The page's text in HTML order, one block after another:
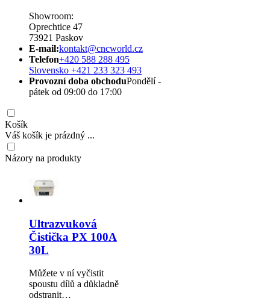
Showroom:
Oprechtice 47
73921 Paskov
E-mail:kontakt@cncworld.cz
Telefon+420 588 288 495
Slovensko +421 233 323 493
Provozní doba obchoduPondělí -
pátek od 09:00 do 17:00
Košík
Váš košík je prázdný ...
Názory na produkty
Ultrazvuková
Čistička PX 100A
30L
Můžete v ní vyčistit
spoustu dílů a důkladně
odstranit…